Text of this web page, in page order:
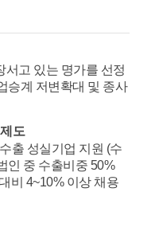
서고 있는 명가를 선정
승계 저변확대 및 종사
도
출 성실기업 지원 (수
인 중 수출비중 50%
비 4~10% 이상 채용